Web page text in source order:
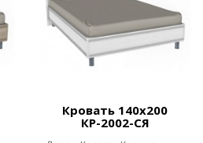
Кровать 140х200
КР-2002-СЯ